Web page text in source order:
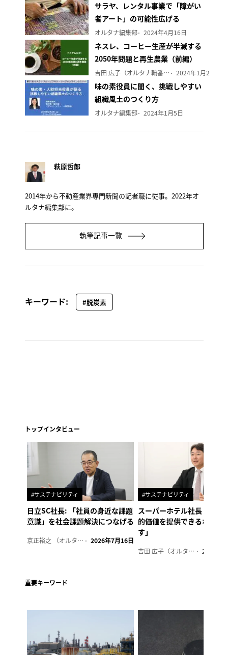
サラヤ、レンタル事業で「障がい
者アート」の可能性広げる
オルタナ編集部 2024年4月16日
ネスレ、コーヒー生産が半減する
2050年問題と再生農業（前編）
吉田 広子（オルタナ輪番編集長） 2024年1月29日
味の素役員に聞く、挑戦しやすい
組織風土のつくり方
オルタナ編集部 2024年1月5日
萩原哲郎
2014年から不動産業界専門新聞の記者職に従事。2022年オ
ルタナ編集部に。
執筆記事一覧
キーワード: #脱炭素
トップインタビュー
#サステナビリティ
日立SC社長: 「社員の身近な課題
意識」を社会課題解決につなげる
京正裕之 （オルタナ副編集長） 2026年7月16日
#サステナビリティ
スーパーホテル社長「地域
的価値を提供できるホテル
す」
吉田 広子（オルタナ輪番編集長） 2026年6
重要キーワード